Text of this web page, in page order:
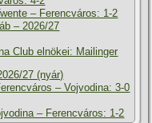
– Ferencváros: 1-2
– 2026/27
Club elnökei: Mailinger
27 (nyár)
– Vojvodina: 3-0
– Ferencváros: 1-2